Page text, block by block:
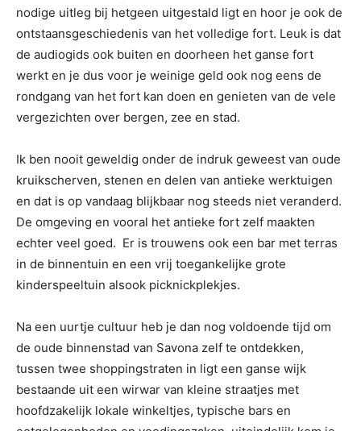
nodige uitleg bij hetgeen uitgestald ligt en hoor je ook de
ontstaansgeschiedenis van het volledige fort. Leuk is dat
de audiogids ook buiten en doorheen het ganse fort
werkt en je dus voor je weinige geld ook nog eens de
rondgang van het fort kan doen en genieten van de vele
vergezichten over bergen, zee en stad.
Ik ben nooit geweldig onder de indruk geweest van oude
kruikscherven, stenen en delen van antieke werktuigen
en dat is op vandaag blijkbaar nog steeds niet veranderd.
De omgeving en vooral het antieke fort zelf maakten
echter veel goed. Er is trouwens ook een bar met terras
in de binnentuin en een vrij toegankelijke grote
kinderspeeltuin alsook picknickplekjes.
Na een uurtje cultuur heb je dan nog voldoende tijd om
de oude binnenstad van Savona zelf te ontdekken,
tussen twee shoppingstraten in ligt een ganse wijk
bestaande uit een wirwar van kleine straatjes met
hoofdzakelijk lokale winkeltjes, typische bars en